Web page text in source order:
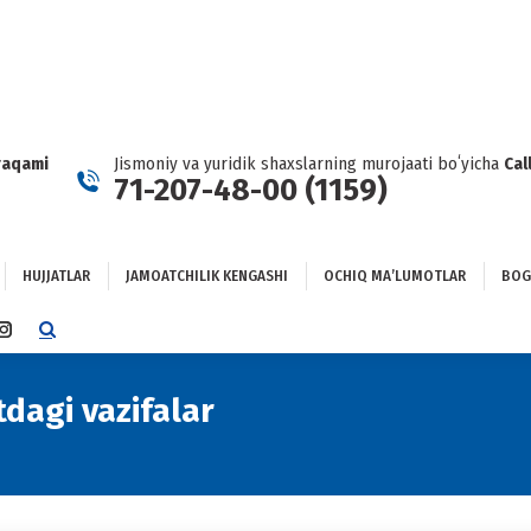
Jismoniy va yuridik shaxslarning murojaati boʻyicha
71-207-48-00 (1159)
HUJJATLAR JAMOATCHILIK KENGASHI OCHIQ MAʼLUMOTLAR
INSTAGRAM
IN
vazifalar